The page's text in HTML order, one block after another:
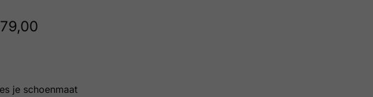
79,00
schoenmaat